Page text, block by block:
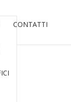
CONTATTI